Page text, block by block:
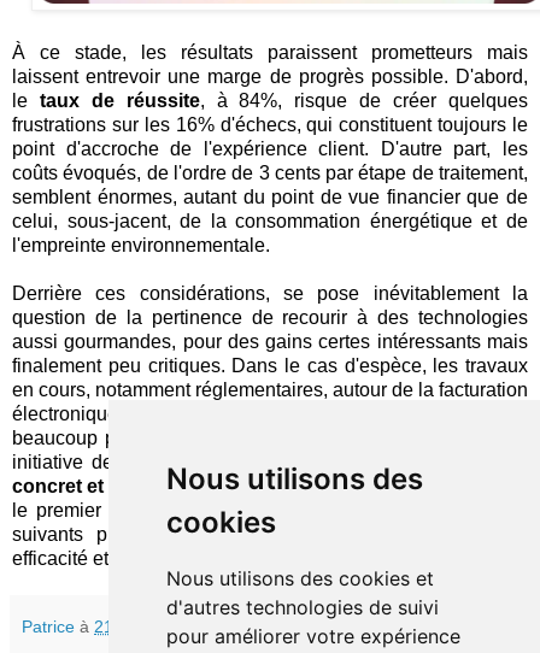
Nous utilisons des
cookies
Nous utilisons des cookies et
d'autres technologies de suivi
pour améliorer votre expérience
À ce stade, les résultats paraissent prometteurs mais
laissent entrevoir une marge de progrès possible. D'abord,
le taux de réussite, à 84%, risque de créer quelques
frustrations sur les 16% d'échecs, qui constituent toujours le
point d'accroche de l'expérience client. D'autre part, les
coûts évoqués, de l'ordre de 3 cents par étape de traitement,
semblent énormes, autant du point de vue financier que de
celui, sous-jacent, de la consommation énergétique et de
l'empreinte environnementale.
Derrière ces considérations, se pose inévitablement la
question de la pertinence de recourir à des technologies
aussi gourmandes, pour des gains certes intéressants mais
finalement peu critiques. Dans le cas d'espèce, les travaux
en cours, notamment réglementaires, autour de la facturation
électronique pourraient en outre apporter une réponse
beaucoup plus pertinente. Il restera tout de même de cette
initiative de Qonto et Twin une démonstration d'un
concret et utile
des agents IA qui ne sera probablement que
le premier d'une longue liste, dont il faut espérer que les
suivants profiteront d'une amélioration sensible de leur
efficacité et de leur performance.
Patrice à 21:45